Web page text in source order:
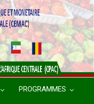
PROGRAMMES